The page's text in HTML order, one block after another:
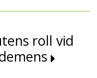
roll vid